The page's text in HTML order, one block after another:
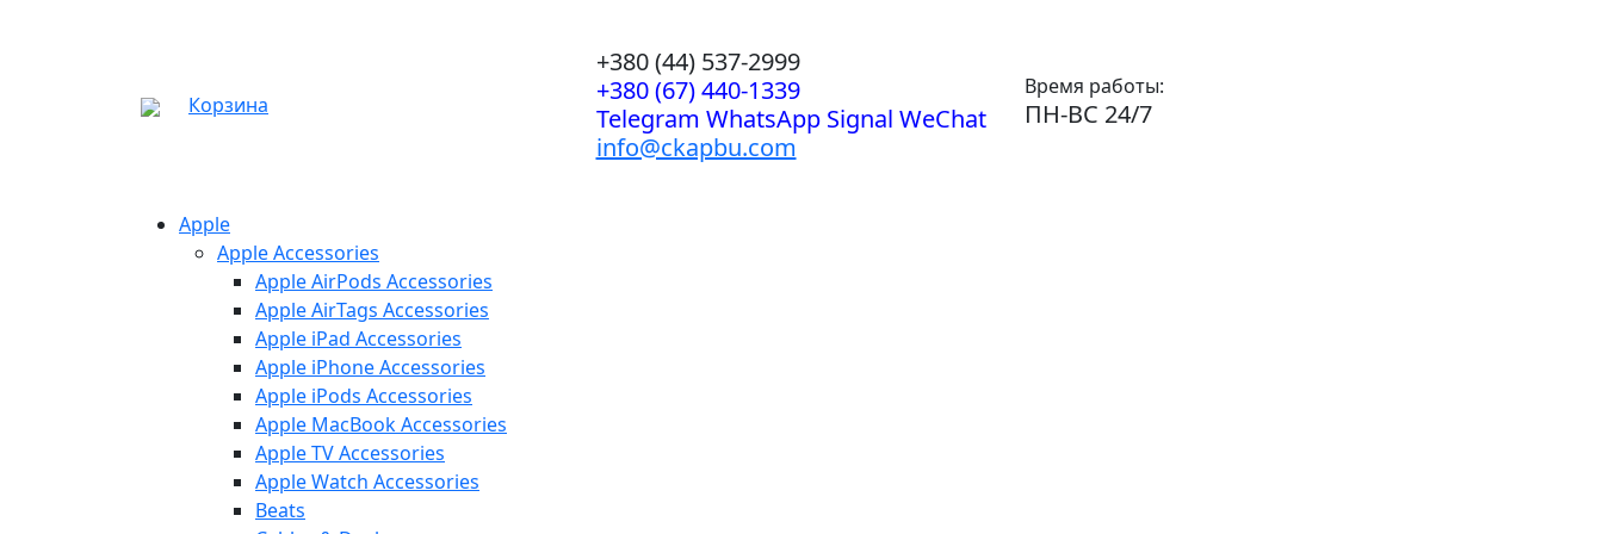
Корзина
+380 (44) 537-2999
+380 (67) 440-1339
Telegram WhatsApp Signal WeChat
info@ckapbu.com
Время работы:
ПН-ВС 24/7
Apple
Apple Accessories
Apple AirPods Accessories
Apple AirTags Accessories
Apple iPad Accessories
Apple iPhone Accessories
Apple iPods Accessories
Apple MacBook Accessories
Apple TV Accessories
Apple Watch Accessories
Beats